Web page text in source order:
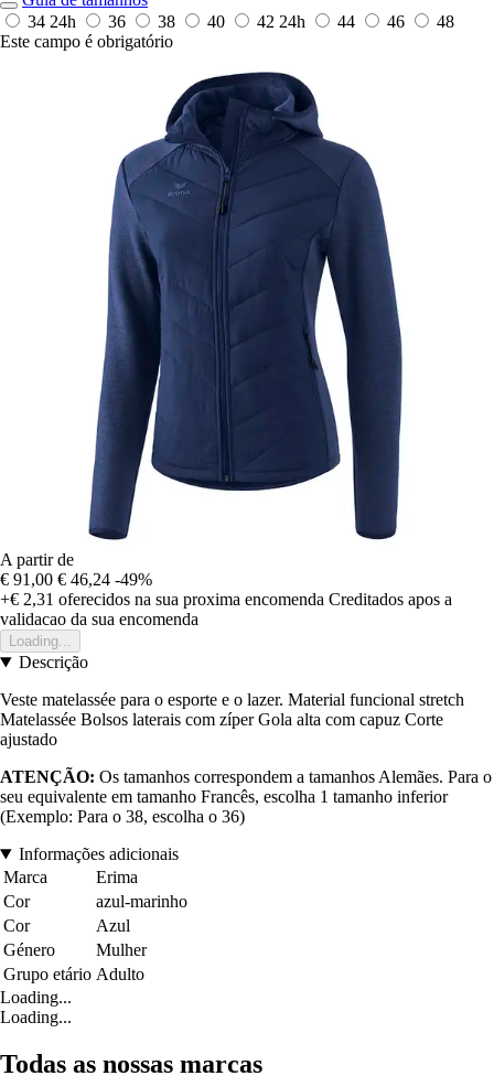
34 24h 36 38 40 42 24h 44 46
48
Este campo é obrigatório
A partir de
€ 91,00 € 46,24 -49%
+€ 2,31 oferecidos na sua proxima encomenda Creditados apos a
validacao da sua encomenda
Loading...
Descrição
Veste matelassée para o esporte e o lazer. Material funcional stretch
Matelassée Bolsos laterais com zíper Gola alta com capuz Corte
ajustado
ATENÇÃO: Os tamanhos correspondem a tamanhos Alemães. Para o
seu equivalente em tamanho Francês, escolha 1 tamanho inferior
(Exemplo: Para o 38, escolha o 36)
Informações adicionais
Marca
Erima
Cor
azul-marinho
Cor
Azul
Género
Mulher
Grupo etário Adulto
Loading...
Loading...
Todas as nossas marcas